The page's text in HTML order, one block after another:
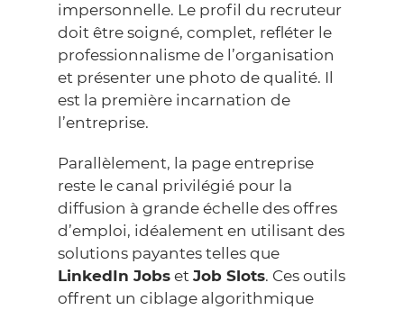
impersonnelle. Le profil du recruteur
doit être soigné, complet, refléter le
professionnalisme de l’organisation
et présenter une photo de qualité. Il
est la première incarnation de
l’entreprise.
Parallèlement, la page entreprise
reste le canal privilégié pour la
diffusion à grande échelle des offres
d’emploi, idéalement en utilisant des
solutions payantes telles que
LinkedIn Jobs et Job Slots. Ces outils
offrent un ciblage algorithmique